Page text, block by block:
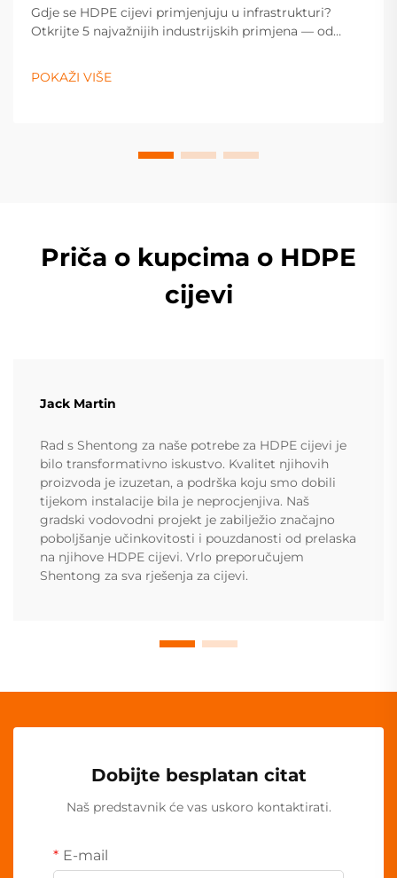
Gdje se HDPE cijevi primjenjuju u infrastrukturi?
Otkrijte 5 najvažnijih industrijskih primjena — od
odvodnje i poljoprivrede. Optimizirajte specifikacije za
svoj projekt već danas.
POKAŽI VIŠE
Priča o kupcima o HDPE
cijevi
Jack Martin
Rad s Shentong za naše potrebe za HDPE cijevi je
bilo transformativno iskustvo. Kvalitet njihovih
proizvoda je izuzetan, a podrška koju smo dobili
tijekom instalacije bila je neprocjenjiva. Naš
gradski vodovodni projekt je zabilježio značajno
poboljšanje učinkovitosti i pouzdanosti od prelaska
na njihove HDPE cijevi. Vrlo preporučujem
Shentong za sva rješenja za cijevi.
Dobijte besplatan citat
Naš predstavnik će vas uskoro kontaktirati.
E-mail